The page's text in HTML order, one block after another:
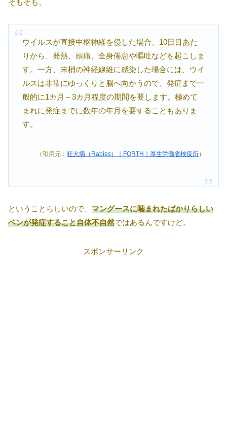
そもそも、
ウイルスが直接中枢神経を侵した場合、10日目あた
りから、発熱、頭痛、全身倦怠や嘔吐などを起こしま
す。一方、末梢の神経線維に感染した場合には、ウイ
ルスは非常にゆっくりと脳へ向かうので、発症まで一
般的に1カ月～3カ月程度の期間を要します。極めて
まれに発症までに数年の年月を要することもありま
す。
（引用元： 狂犬病（Rabies）｜FORTH｜厚生労働省検疫所）
ということらしいので、 マングースに噛まれたばかりらしい
ベンが発症すること自体不自然ではあるんですけど。
スポンサーリンク